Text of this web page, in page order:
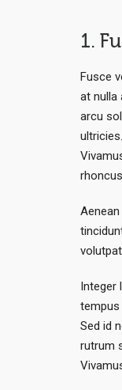
1.
Fusce
at nulla
arcu
Integer
tempus
Sed id
rutrum